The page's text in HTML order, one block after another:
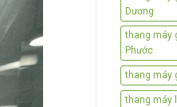
Dương
thang máy
Phước
thang máy
thang máy